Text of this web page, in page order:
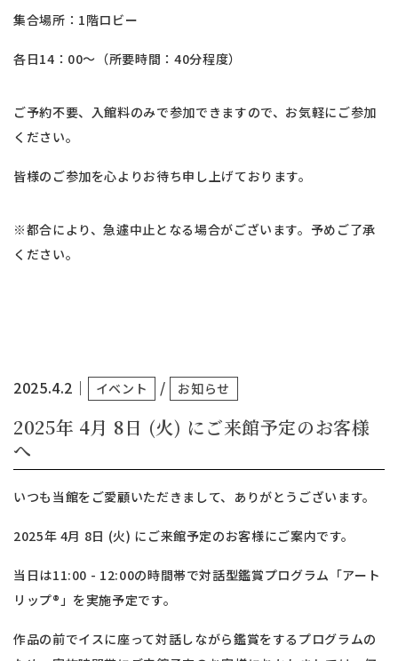
集合場所：1階ロビー
各日14：00～（所要時間：40分程度）
ご予約不要、入館料のみで参加できますので、お気軽にご参加
ください。
皆様のご参加を心よりお待ち申し上げております。
※都合により、急遽中止となる場合がございます。予めご了承
ください。
2025.4.2 ｜ イベント / お知らせ
2025年 4月 8日 (火) にご来館予定のお客様
へ
いつも当館をご愛顧いただきまして、ありがとうございます。
2025年 4月 8日 (火) にご来館予定のお客様にご案内です。
当日は11:00 - 12:00の時間帯で対話型鑑賞プログラム「アート
リップ®︎」を実施予定です。
作品の前でイスに座って対話しながら鑑賞をするプログラムの